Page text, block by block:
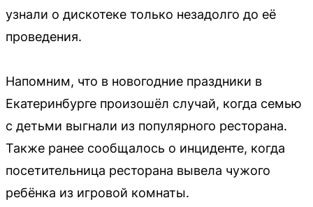
узнали о дискотеке только незадолго до её
проведения.
Напомним, что в новогодние праздники в
Екатеринбурге произошёл случай, когда семью
с детьми выгнали из популярного ресторана.
Также ранее сообщалось о инциденте, когда
посетительница ресторана вывела чужого
ребёнка из игровой комнаты.